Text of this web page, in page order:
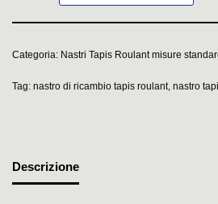
Categoria: Nastri Tapis Roulant misure
Tag: nastro di ricambio tapis roulant, nastro
Descrizione